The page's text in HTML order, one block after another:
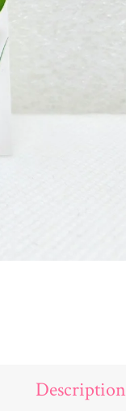
Description